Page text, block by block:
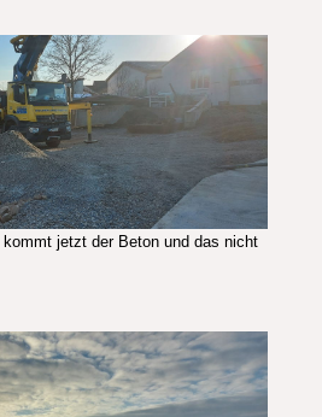
jetzt der Beton und das nicht